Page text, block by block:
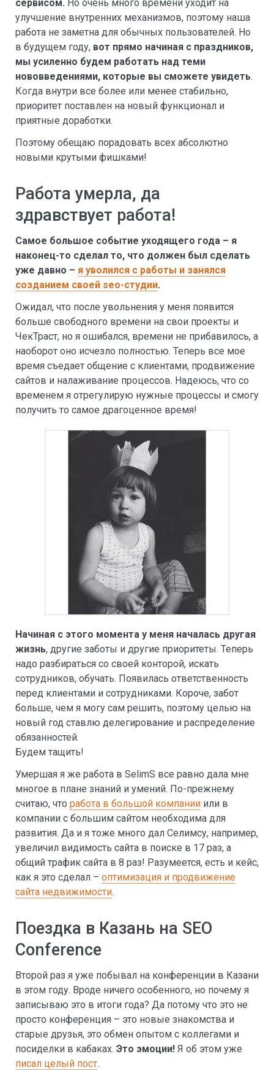
сервисом. Но очень много времени уходит на
улучшение внутренних механизмов, поэтому наша
работа не заметна для обычных пользователей. Но
в будущем году, вот прямо начиная с праздников,
мы усиленно будем работать над теми
нововведениями, которые вы сможете увидеть.
Когда внутри все более или менее стабильно,
приоритет поставлен на новый функционал и
приятные доработки.
Поэтому обещаю порадовать всех абсолютно
новыми крутыми фишками!
Работа умерла, да
здравствует работа!
Самое большое событие уходящего года – я
наконец-то сделал то, что должен был сделать
уже давно – я уволился с работы и занялся
созданием своей seo-студии.
Ожидал, что после увольнения у меня появится
больше свободного времени на свои проекты и
ЧекТраст, но я ошибался, времени не прибавилось, а
наоборот оно исчезло полностью. Теперь все мое
время съедает общение с клиентами, продвижение
сайтов и налаживание процессов. Надеюсь, что со
временем я отрегулирую нужные процессы и смогу
получить то самое драгоценное время!
Начиная с этого момента у меня началась другая
жизнь, другие заботы и другие приоритеты. Теперь
надо разбираться со своей конторой, искать
сотрудников, обучать. Появилась ответственность
перед клиентами и сотрудниками. Короче, забот
больше, чем я могу сам решить, поэтому целью на
новый год ставлю делегирование и распределение
обязанностей.
Будем тащить!
Умершая я же работа в SelimS все равно дала мне
многое в плане знаний и умений. По-прежнему
считаю, что работа в большой компании или в
компании с большим сайтом необходима для
развития. Да и я тоже много дал Селимсу, например,
увеличил видимость сайта в поиске в 17 раз, а
общий трафик сайта в 8 раз! Разумеется, есть и кейс,
как я это сделал – оптимизация и продвижение
сайта недвижимости.
Поездка в Казань на SEO
Conference
Второй раз я уже побывал на конференции в Казани
в этом году. Вроде ничего особенного, но почему я
записываю это в итоги года? Да потому что это не
просто конференция – это новые знакомства и
старые друзья, это обмен опытом с коллегами и
посиделки в кабаках. Это эмоции! Я об этом уже
писал целый пост.